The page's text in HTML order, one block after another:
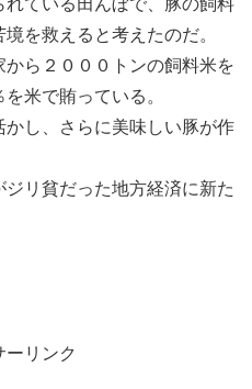
ている田んぼで、豚の飼料
を救えると考えたのだ。
ら２０００トンの飼料米を
米で賄っている。
し、さらに美味しい豚が作
リ貧だった地方経済に新た
ーリンク